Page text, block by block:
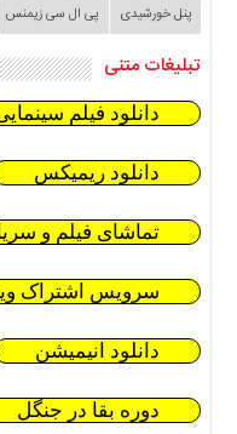
پنل خورشیدی
پی ال سی زیمنس
تبلیغات متنی
دانلود فیلم
دانلود ریمیکس
تماشای فیلم و
سرویس اشتراک
دانلود انیمیشن
دوره بقا در جنگل